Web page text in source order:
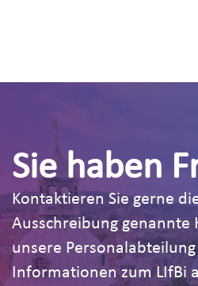
Sie haben
Kontaktieren Sie gerne
Ausschreibung
unsere
Informationen zum LIfBi